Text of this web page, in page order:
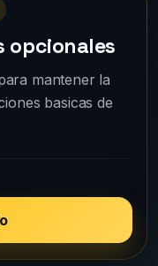
multijugador.
qué 5Dim?
Soporte
opcionales
mantener la
basicas de